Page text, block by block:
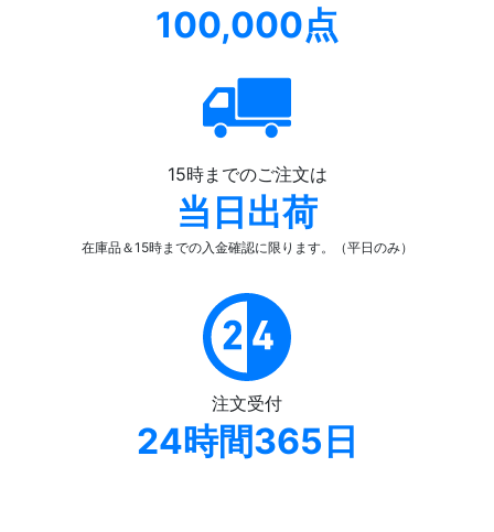
100,000点
15時までのご注文は
当日出荷
在庫品＆15時までの入金確認に限ります。（平日のみ）
注文受付
24時間365日